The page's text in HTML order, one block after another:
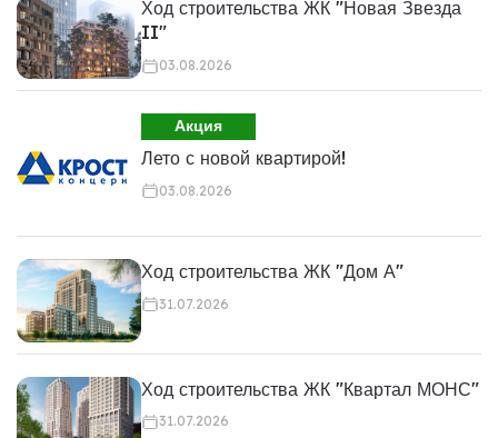
Ход строительства ЖК "Новая Звезда
II"
03.08.2026
Акция
Лето с новой квартирой!
03.08.2026
Ход строительства ЖК "Дом А"
31.07.2026
Ход строительства ЖК "Квартал МОНС"
31.07.2026